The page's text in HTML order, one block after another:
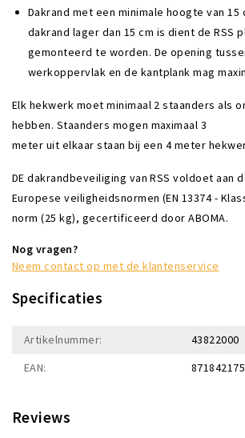
Dakrand met een minimale hoogte van 15
dakrand lager dan 15 cm is dient de RSS
gemonteerd te worden. De opening
werkoppervlak en de kantplank mag
Elk hekwerk moet minimaal 2 staanders als
hebben. Staanders mogen maximaal 3
meter uit elkaar staan bij een 4 meter
DE dakrandbeveiliging van RSS voldoet aan
Europese veiligheidsnormen (EN 13374 -
norm (25 kg), gecertificeerd door ABOMA.
Nog vragen?
Neem contact op met de klantenservice
Specificaties
Artikelnummer:
43822000
EAN:
Reviews